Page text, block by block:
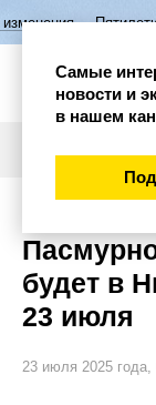
семьи в
будет в
23 июля
23 июля 2025 года,
Самые
новости и
в нашем